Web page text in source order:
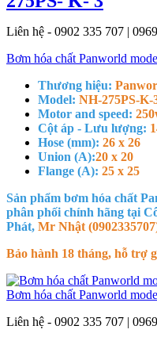
Liên hệ - 0902 335 707 |
Bơm hóa chất Panworld
Thương hiệu:
Model: NH-275PS-K-
Motor and speed:
Cột áp - Lưu lượng:
Hose (mm): 26 x 26
Union (A):20 x 20
Flange (A): 25 x 25
Sản phẩm bơm hóa chất
phân phối chính hãng tại
Phát, Mr Nhật
Bảo hành 18 tháng, hỗ trợ
Bơm hóa chất Panworld
Liên hệ - 0902 335 707 |